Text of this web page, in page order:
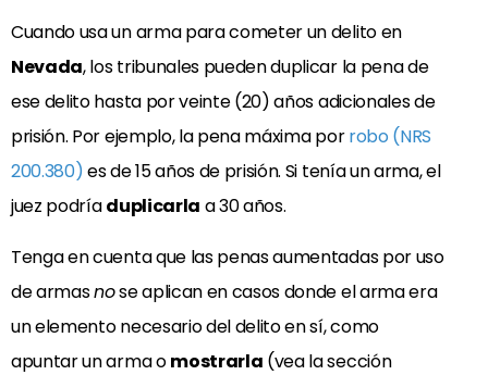
Cuando usa un arma para cometer un delito en
Nevada, los tribunales pueden duplicar la pena de
ese delito hasta por veinte (20) años adicionales de
prisión. Por ejemplo, la pena máxima porrobo (NRS
200.380)es de 15 años de prisión. Si tenía un arma, el
juez podríaduplicarla a 30 años.
Tenga en cuenta que las penas aumentadas por uso
de armasnose aplican en casos donde el arma era
un elemento necesario del delito en sí, como
apuntar un arma omostrarla (vea la sección